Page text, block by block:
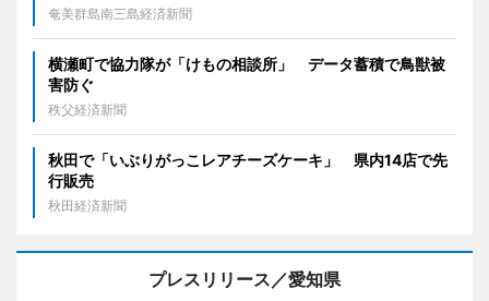
奄美群島南三島経済新聞
横瀬町で協力隊が「けもの相談所」 データ蓄積で鳥獣被
害防ぐ
秩父経済新聞
秋田で「いぶりがっこレアチーズケーキ」 県内14店で先
行販売
秋田経済新聞
プレスリリース／愛知県